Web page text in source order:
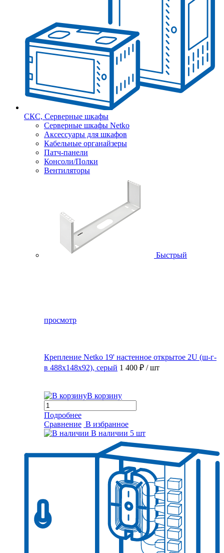
СКС, Серверные шкафы
Серверные шкафы Netko
Аксессуары для шкафов
Кабельные органайзеры
Патч-панели
Консоли/Полки
Вентиляторы
Быстрый
просмотр
Крепление Netko 19' настенное открытое 2U (ш-г-
в 488х148х92), серый 1 400 ₽ / шт
В корзину
Подробнее
Сравнение В избранное
В наличии 5 шт